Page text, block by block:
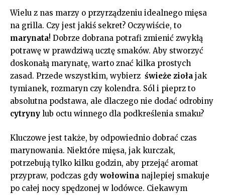
Wielu z nas marzy ⁣o przyrządzeniu idealnego mięsa
na grilla.​ Czy jest jakiś sekret? Oczywiście, to
marynata! Dobrze dobrana potrafi zmienić​ zwykłą
potrawę w prawdziwą ucztę⁤ smaków. Aby stworzyć⁣
doskonałą marynatę, warto znać kilka ‌prostych
⁣zasad. Przede wszystkim, wybierz ⁤ świeże⁣ zioła ⁣jak
tymianek, rozmaryn czy kolendra. Sól i ​pieprz to
absolutna podstawa, ale dlaczego nie ​dodać odrobiny
cytryny lub octu winnego dla podkreślenia smaku?
Kluczowe jest ‍także, by odpowiednio dobrać czas
‌marynowania. Niektóre mięsa, jak kurczak,
potrzebują⁤ tylko kilku godzin, aby​ przejąć aromat
przypraw, podczas gdy⁣ wołowina ‍najlepiej smakuje‌
po całej nocy⁤ spędzonej w‍ lodówce. Ciekawym